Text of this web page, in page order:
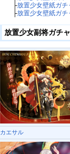
├放置少女壁紙ガチ
├放置少女壁紙ガチ
放置少女副将ガチ
カエサル